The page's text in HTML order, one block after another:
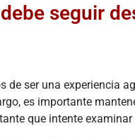
seguir
ser una experiencia
es importante
que intente